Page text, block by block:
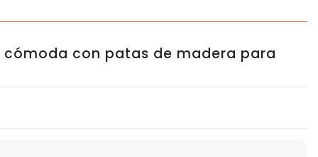
cómoda con patas de madera para